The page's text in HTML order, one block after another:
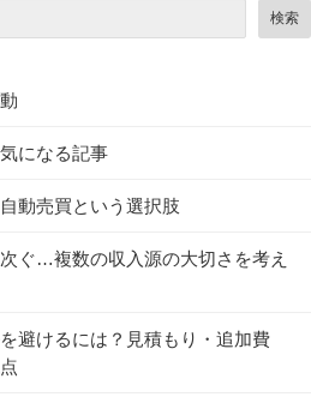
検索
になる記事
動売買という選択肢
ぐ…複数の収入源の大切さを考え
避けるには？見積もり・追加費